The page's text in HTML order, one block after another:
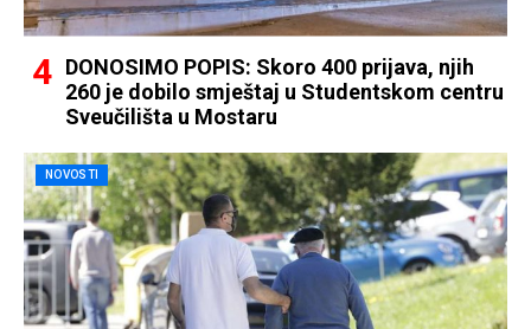
DONOSIMO POPIS: Skoro 400 prijava, njih
260 je dobilo smještaj u Studentskom centru
Sveučilišta u Mostaru
NOVOSTI